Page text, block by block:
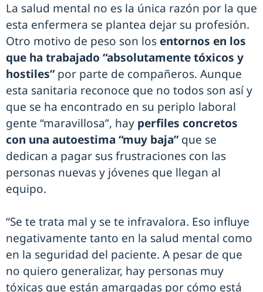
La salud mental no es la única razón por la que
esta enfermera se plantea dejar su profesión.
Otro motivo de peso son los entornos en los
que ha trabajado “absolutamente tóxicos y
hostiles” por parte de compañeros. Aunque
esta sanitaria reconoce que no todos son así y
que se ha encontrado en su periplo laboral
gente “maravillosa”, hay perfiles concretos
con una autoestima “muy baja” que se
dedican a pagar sus frustraciones con las
personas nuevas y jóvenes que llegan al
equipo.
“Se te trata mal y se te infravalora. Eso influye
negativamente tanto en la salud mental como
en la seguridad del paciente. A pesar de que
no quiero generalizar, hay personas muy
tóxicas que están amargadas por cómo está